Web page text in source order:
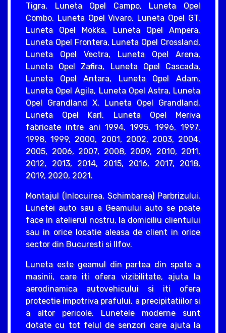
Tigra, Luneta Opel Campo, Luneta Opel
Combo, Luneta Opel Vivaro, Luneta Opel GT,
Luneta Opel Mokka, Luneta Opel Ampera,
Luneta Opel Frontera, Luneta Opel Crossland,
Luneta Opel Vectra, Luneta Opel Arena,
Luneta Opel Zafira, Luneta Opel Cascada,
Luneta Opel Antara, Luneta Opel Adam,
Luneta Opel Agila, Luneta Opel Astra, Luneta
Opel Grandland X, Luneta Opel Grandland,
Luneta Opel Karl, Luneta Opel Meriva
fabricate intre ani 1994, 1995, 1996, 1997,
1998, 1999, 2000, 2001, 2002, 2003, 2004,
2005, 2006, 2007, 2008, 2009, 2010, 2011,
2012, 2013, 2014, 2015, 2016, 2017, 2018,
2019, 2020, 2021.
Montajul (Inlocuirea, Schimbarea) Parbrizului,
Lunetei auto sau a Geamului auto se poate
face in atelierul nostru, la domiciliu clientului
sau in orice locatie aleasa de client in orice
sector din Bucuresti si Ilfov.
Luneta este geamul din partea din spate a
masinii, care iti ofera vizibilitate, ajuta la
aerodinamica autovehicului si iti ofera
protectie impotriva prafului, a precipitatiilor si
a altor pericole. Lunetele moderne sunt
dotate cu tot felul de senzori care ajuta la